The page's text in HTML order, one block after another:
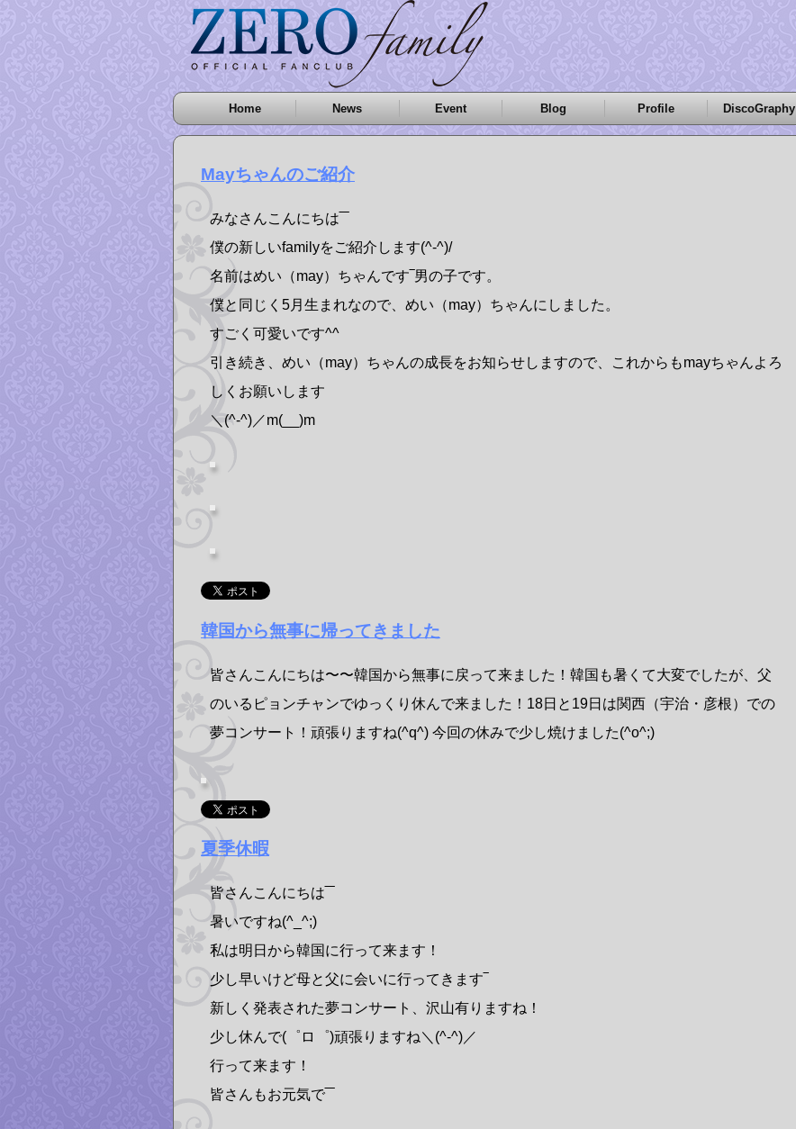
Home News Event Blog Profile DiscoGraphy
Mayちゃんのご紹介
みなさんこんにちは‾‾
僕の新しいfamilyをご紹介します(^-^)/
名前はめい（may）ちゃんです‾男の子です。
僕と同じく5月生まれなので、めい（may）ちゃんにしました。
すごく可愛いです^^
引き続き、めい（may）ちゃんの成長をお知らせしますので、これからもmayちゃんよろ
しくお願いします
＼(^-^)／m(__)m
韓国から無事に帰ってきました
皆さんこんにちは〜〜韓国から無事に戻って来ました！韓国も暑くて大変でしたが、父
のいるピョンチャンでゆっくり休んで来ました！18日と19日は関西（宇治・彦根）での
夢コンサート！頑張りますね(^q^) 今回の休みで少し焼けました(^o^;)
夏季休暇
皆さんこんにちは‾‾
暑いですね(^_^;)
私は明日から韓国に行って来ます！
少し早いけど母と父に会いに行ってきます‾
新しく発表された夢コンサート、沢山有りますね！
少し休んで(゜ロ゜)頑張りますね＼(^-^)／
行って来ます！
皆さんもお元気で‾‾